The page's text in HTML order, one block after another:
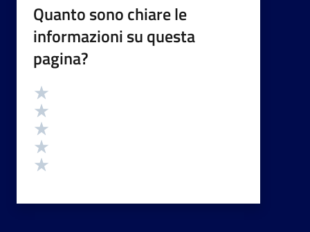
Quanto sono chiare le
informazioni su questa
pagina?
Valutazione